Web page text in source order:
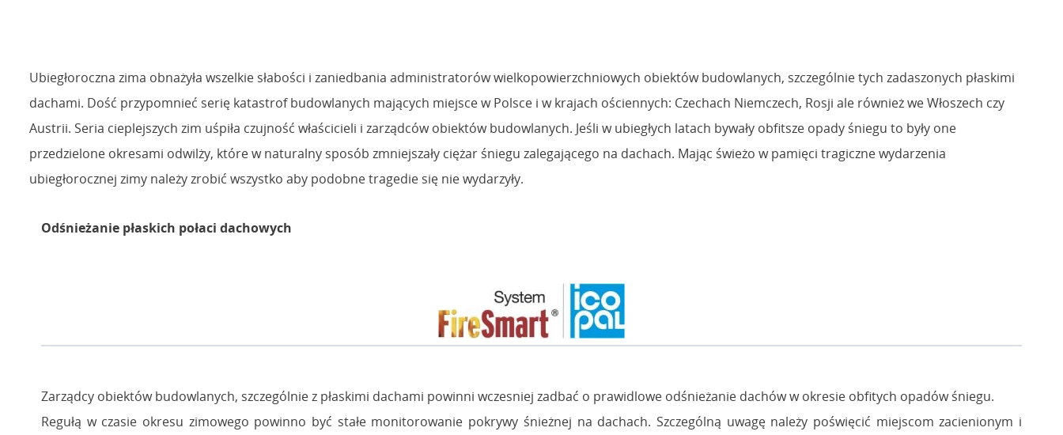
Ubiegłoroczna zima obnażyła wszelkie słabości i zaniedbania administratorów wielkopowierzchniowych obiektów budowlanych, szczególnie tych zadaszonych płaskimi
dachami. Dość przypomnieć serię katastrof budowlanych mających miejsce w Polsce i w krajach ościennych: Czechach Niemczech, Rosji ale również we Włoszech czy
Austrii. Seria cieplejszych zim uśpiła czujność właścicieli i zarządców obiektów budowlanych. Jeśli w ubiegłych latach bywały obfitsze opady śniegu to były one
przedzielone okresami odwilży, które w naturalny sposób zmniejszały ciężar śniegu zalegającego na dachach. Mając świeżo w pamięci tragiczne wydarzenia
ubiegłorocznej zimy należy zrobić wszystko aby podobne tragedie się nie wydarzyły.
Odśnieżanie płaskich połaci dachowych
Zarządcy obiektów budowlanych, szczególnie z płaskimi dachami powinni wczesniej zadbać o prawidlowe odśnieżanie dachów w okresie obfitych opadów śniegu.
Regułą w czasie okresu zimowego powinno być stałe monitorowanie pokrywy śnieżnej na dachach. Szczególną uwagę należy poświęcić miejscom zacienionym i